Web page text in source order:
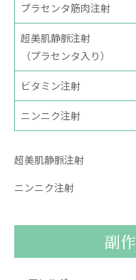
プラセンタ筋肉注射
超美肌静脈注射
（プラセンタ入り）
ビタミン注射
ニンニク注射
超美肌静脈注射
ニンニク注射
副